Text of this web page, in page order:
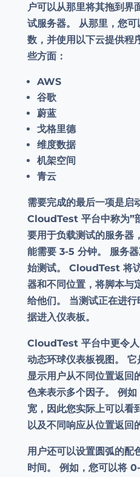
户可以从那里将其拖到界
试服务器。 从那里，您
数，并使用以下云提供程
些方面：
AWS
谷歌
蔚蓝
戈格里德
维度数据
机架空间
青云
需要完成的最后一项是启
CloudTest 平台中称为”
要用于负载测试的服务器
能需要 3-5 分钟。 服务
始测试。 CloudTest 将
器和不同位置，将脚本与
给他们。 当测试正在进
据进入仪表板。
CloudTest 平台中更令
动态环球仪表板视图。
显示用户从不同位置返回
色来表示多个因子。 例
宽，因此您实际上可以看
以及不同响应从位置返回
用户还可以设置圆弧的配
时间。 例如，您可以将